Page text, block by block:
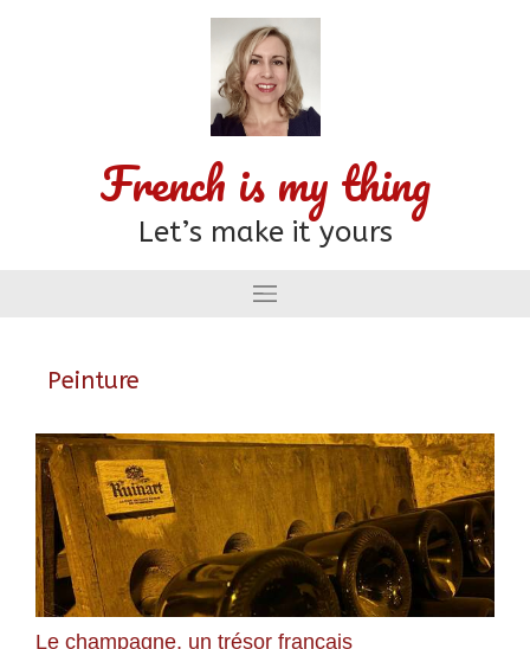
French is my thing
Let’s make it yours
Peinture
Le champagne, un trésor français